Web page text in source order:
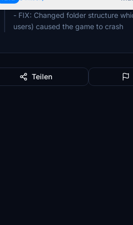
- FIX: Changed folder structure
users) caused the game to crash
Teilen